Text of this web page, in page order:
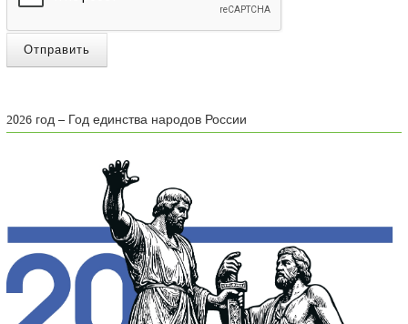
Отправить
2026 год – Год единства народов России